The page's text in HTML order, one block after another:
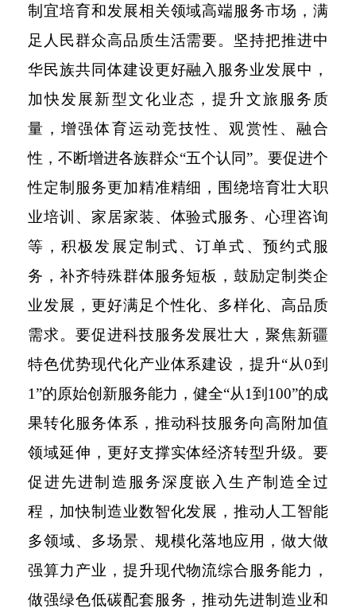
制宜培育和发展相关领域高端服务市场，满
足人民群众高品质生活需要。坚持把推进中
华民族共同体建设更好融入服务业发展中，
加快发展新型文化业态，提升文旅服务质
量，增强体育运动竞技性、观赏性、融合
性，不断增进各族群众“五个认同”。要促进个
性定制服务更加精准精细，围绕培育壮大职
业培训、家居家装、体验式服务、心理咨询
等，积极发展定制式、订单式、预约式服
务，补齐特殊群体服务短板，鼓励定制类企
业发展，更好满足个性化、多样化、高品质
需求。要促进科技服务发展壮大，聚焦新疆
特色优势现代化产业体系建设，提升“从0到
1”的原始创新服务能力，健全“从1到100”的成
果转化服务体系，推动科技服务向高附加值
领域延伸，更好支撑实体经济转型升级。要
促进先进制造服务深度嵌入生产制造全过
程，加快制造业数智化发展，推动人工智能
多领域、多场景、规模化落地应用，做大做
强算力产业，提升现代物流综合服务能力，
做强绿色低碳配套服务，推动先进制造业和